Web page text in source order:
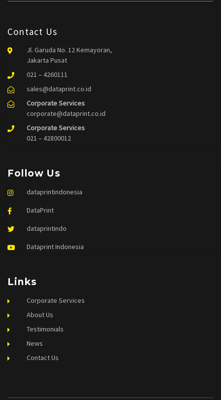
Links
Corporate Services
About Us
Testimonials
News
Contact Us
Follow Us
dataprintindonesia
DataPrint
dataprintindo
Dataprint Indonesia
Contact Us
Jl. Garuda No. 12 Kemayoran,
Jakarta Pusat
021 – 4260111
sales@dataprint.co.id
Corporate Services
corporate@dataprint.co.id
Corporate Services
021 – 42800012